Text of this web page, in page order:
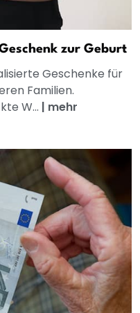
zur Geburt
Geschenke für
Familien.
W... | mehr